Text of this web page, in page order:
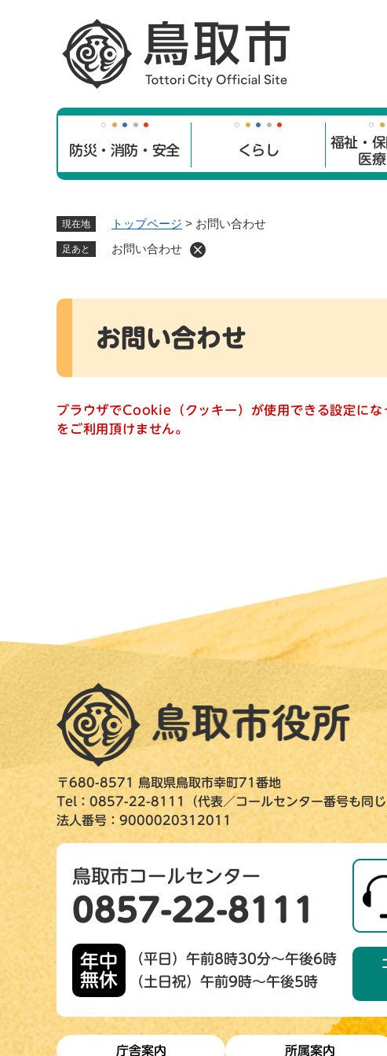
防災・消防・安全 くらし
福祉・保
医
現在地 トップページ > お問い合わせ
足あと お問い合わせ
本
お問い合わせ
ブラウザでCookie（クッキー）が使用できる設定に
をご利用頂けません。
〒680-8571 鳥取県鳥取市幸町71番地
Tel：0857-22-8111（代表／コールセンター番号も同じ
法人番号：9000020312011
鳥取市コールセンター
0857-22-8111
年中
無休
（平日）午前8時30分～午後6時
（土日祝）午前9時～午後5時
庁舎案内 所属案内